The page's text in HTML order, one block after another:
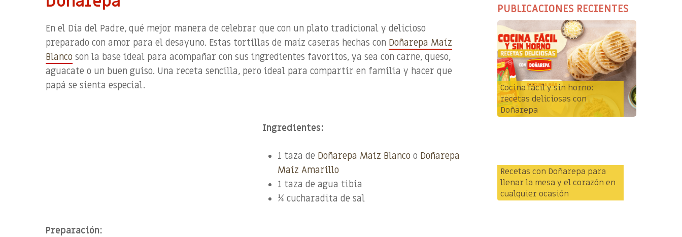
En el Día del Padre, qué mejor manera de celebrar que con un plato tradicional y delicioso
preparado con amor para el desayuno. Estas tortillas de maíz caseras hechas con Doñarepa Maíz
Blanco son la baseideal para acompañar con sus ingredientes favoritos, ya sea con carne, queso,
aguacate o un buen guiso. Una receta sencilla, pero ideal para compartir en familia y hacer que
papá se sientaespecial.
Ingredientes:
1 taza de Doñarepa Maíz Blanco o Doñarepa
Maíz Amarillo
1 taza de agua tibia
¼ cucharadita de sal
Preparación:
PUBLICACIONES RECIENTES
Cocina fácil y sin horno:
recetas deliciosas con
Doñarepa
Recetas con Doñarepa para
llenar la mesa y el corazón en
cualquier ocasión